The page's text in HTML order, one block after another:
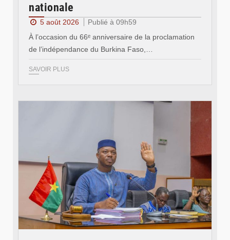
nationale
5 août 2026
Publié à 09h59
À l’occasion du 66ᵉ anniversaire de la proclamation
de l’indépendance du Burkina Faso,…
SAVOIR PLUS